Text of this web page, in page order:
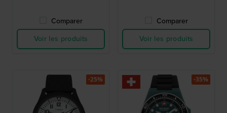
Comparer
Voir les produits
Comparer
Voir les produits
-25% -35%